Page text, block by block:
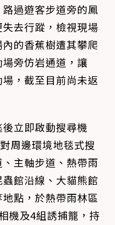
過遊客步道旁的鳳
去行蹤，檢視現場
的香蕉樹遭其攀爬
旁仿岩通道，讓
場，截至目前尚未返
立即啟動搜尋機
周邊環境地毯式搜
主軸步道、熱帶雨
館沿線、大貓熊館
點，於熱帶雨林區
機及4組誘捕籠，持